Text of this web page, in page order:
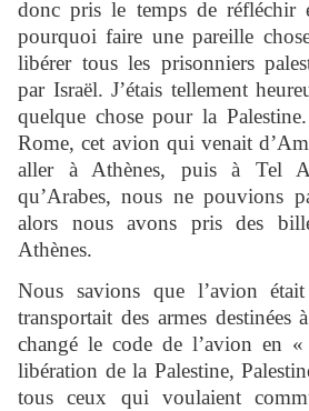
donc pris le temps de réfléchir
pourquoi faire une pareille
libérer tous les prisonniers
par Israël. J’étais tellement
quelque chose pour la
Rome, cet avion qui venait
aller à Athènes, puis à Tel
qu’Arabes, nous ne pouvions
alors nous avons pris des
Athènes.
Nous savions que l’avion
transportait des armes destinées
changé le code de l’avion en
libération de la Palestine,
tous ceux qui voulaient